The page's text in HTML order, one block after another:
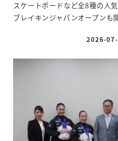
スケートボードなど全8種の人
ブレイキンジャパンオープン
投稿日
2026-